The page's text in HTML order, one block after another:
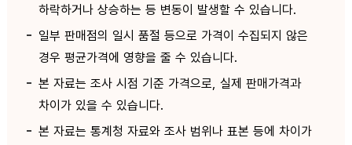
하락하거나 상승하는 등 변동이 발생할 수 있습니다.
일부 판매점의 일시 품절 등으로 가격이 수집되지 않은
경우 평균가격에 영향을 줄 수 있습니다.
본 자료는 조사 시점 기준 가격으로, 실제 판매가격과
차이가 있을 수 있습니다.
본 자료는 통계청 자료와 조사 범위나 표본 등에 차이가